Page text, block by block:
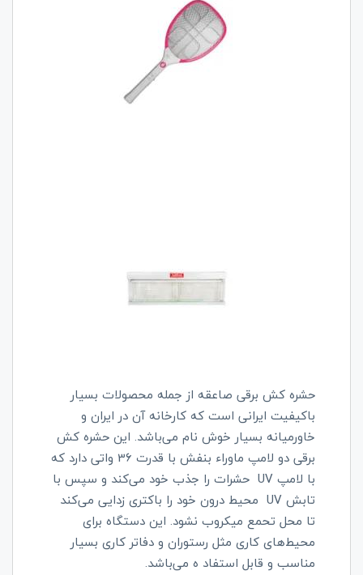
حشره کش برقی صاعقه از جمله محصولات بسیار
باکیفیت ایرانی است که کارخانه آن در ایران و
خاورمیانه بسیار خوش نام می‌باشد. این حشره کش
برقی دو لامپ ماوراء بنفش با قدرت 36 واتی دارد که
با لامپ UV حشرات را جذب خود می‌کند و سپس با
تابش UV محیط درون خود را باکتری زدایی می‌کند
تا محل تحمع میکروب نشود. این دستگاه برای
محیط‌های کاری مثل رستوران و دفاتر کاری بسیار
مناسب و قابل استفاد ه می‌باشد.